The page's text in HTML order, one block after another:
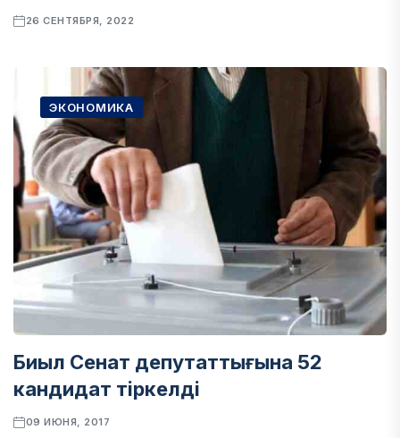
26 СЕНТЯБРЯ, 2022
ЭКОНОМИКА
Биыл Сенат депутаттығына 52
кандидат тіркелді
09 ИЮНЯ, 2017